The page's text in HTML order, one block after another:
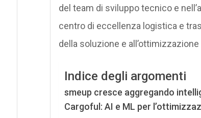
del team di sviluppo tecnico e
centro di eccellenza logistica e
della soluzione e
Indice degli argomenti
smeup cresce aggregando
Cargoful: AI e ML per